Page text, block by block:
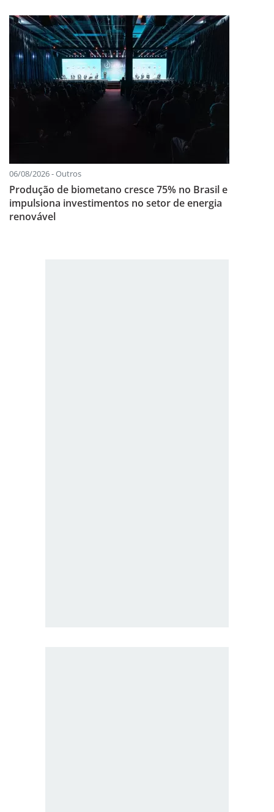
06/08/2026 - Outros
Produção de biometano cresce 75% no Brasil e
impulsiona investimentos no setor de energia
renovável